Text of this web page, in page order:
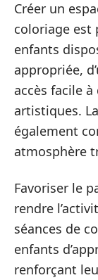
Créer un
coloriage est
enfants
appropriée,
accès facile
artistiques.
également
atmosphère
Favoriser le
rendre
séances de
enfants
renforçant